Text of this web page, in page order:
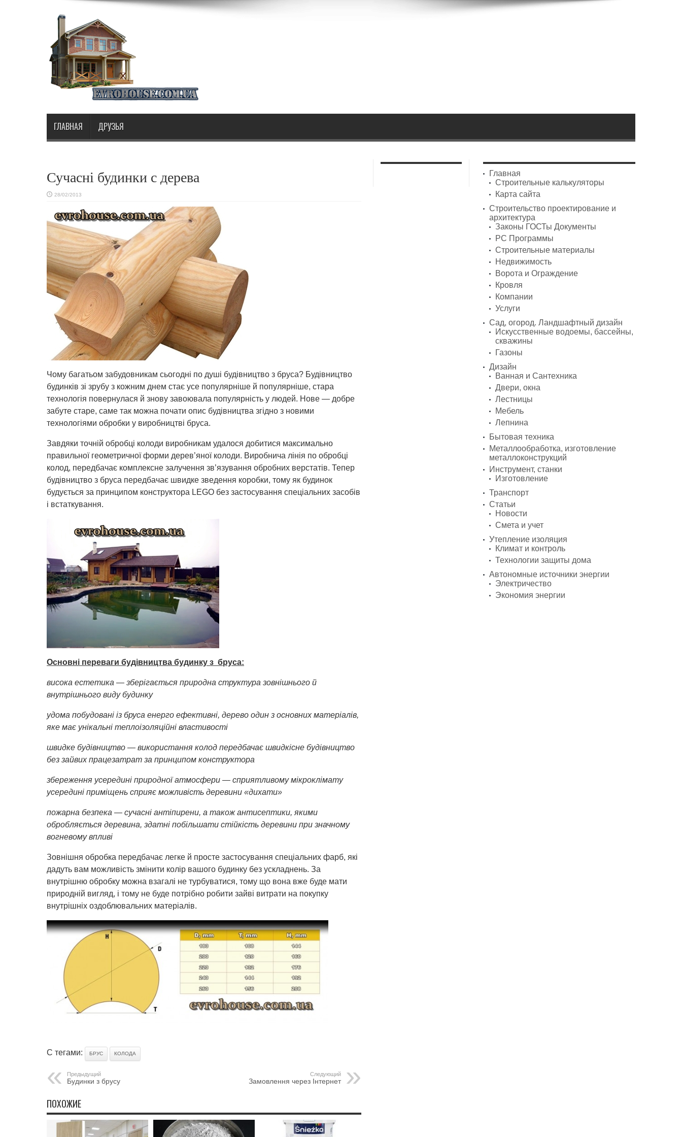
ГЛАВНАЯ ДРУЗЬЯ
Сучасні будинки с дерева
28/02/2013
Чому багатьом забудовникам сьогодні по душі будівництво з бруса? Будівництво
будинків зі зрубу з кожним днем стає усе популярніше й популярніше, стара
технологія повернулася й знову завоювала популярність у людей. Нове — добре
забуте старе, саме так можна почати опис будівництва згідно з новими
технологіями обробки у виробництві бруса.
Завдяки точній обробці колоди виробникам удалося добитися максимально
правильної геометричної форми дерев’яної колоди. Виробнича лінія по обробці
колод, передбачає комплексне залучення зв’язування обробних верстатів. Тепер
будівництво з бруса передбачає швидке зведення коробки, тому як будинок
будується за принципом конструктора LEGO без застосування спеціальних засобів
і встаткування.
Основні переваги будівництва будинку з бруса:
висока естетика — зберігається природна структура зовнішнього й
внутрішнього виду будинку
удома побудовані із бруса енерго ефективні, дерево один з основних матеріалів,
яке має унікальні теплоізоляційні властивості
швидке будівництво — використання колод передбачає швидкісне будівництво
без зайвих працезатрат за принципом конструктора
збереження усередині природної атмосфери — сприятливому мікроклімату
усередині приміщень сприяє можливість деревини «дихати»
пожарна безпека — сучасні антіпирени, а також антисептики, якими
обробляється деревина, здатні побільшати стійкість деревини при значному
вогневому впливі
Зовнішня обробка передбачає легке й просте застосування спеціальних фарб, які
дадуть вам можливість змінити колір вашого будинку без ускладнень. За
внутрішню обробку можна взагалі не турбуватися, тому що вона вже буде мати
природній вигляд, і тому не буде потрібно робити зайві витрати на покупку
внутрішніх оздоблювальних матеріалів.
С тегами: БРУС КОЛОДА
Предыдущий
Будинки з брусу
Следующий
Замовлення через Інтернет
ПОХОЖИЕ
Главная
Строительные калькуляторы
Карта сайта
Строительство проектирование и
архитектура
Законы ГОСТы Документы
PC Программы
Строительные материалы
Недвижимость
Ворота и Ограждение
Кровля
Компании
Услуги
Сад, огород. Ландшафтный дизайн
Искусственные водоемы, бассейны,
скважины
Газоны
Дизайн
Ванная и Сантехника
Двери, окна
Лестницы
Мебель
Лепнина
Бытовая техника
Металлообработка, изготовление
металлоконструкций
Инструмент, станки
Изготовление
Транспорт
Статьи
Новости
Смета и учет
Утепление изоляция
Климат и контроль
Технологии защиты дома
Автономные источники энергии
Электричество
Экономия энергии